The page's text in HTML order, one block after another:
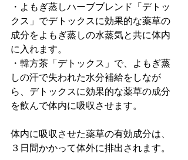
・よもぎ蒸しハーブブレンド「デトッ
クス」でデトックスに効果的な薬草の
成分をよもぎ蒸しの水蒸気と共に体内
に入れます。
・韓方茶「デトックス」で、よもぎ蒸
しの汗で失われた水分補給をしなが
ら、デトックスに効果的な薬草の成分
を飲んで体内に吸収させます。
体内に吸収させた薬草の有効成分は、
３日間かかって体外に排出されます。